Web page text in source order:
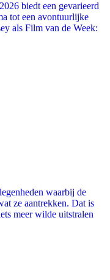
biedt een gevarieerd
tot een avontuurlijke
als Film van de Week:
waarbij de
ze aantrekken. Dat is
meer wilde uitstralen